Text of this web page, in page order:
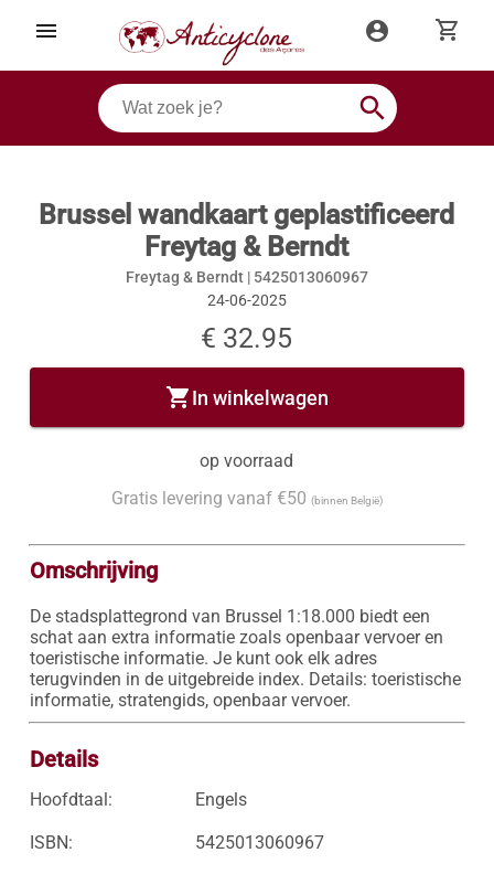
menu account_circle shopping_cart
search
Brussel wandkaart geplastificeerd
Freytag & Berndt
Freytag & Berndt | 5425013060967
24-06-2025
€ 32.95
shopping_cartIn winkelwagen
op voorraad
Gratis levering vanaf €50 (binnen België)
Omschrijving
De stadsplattegrond van Brussel 1:18.000 biedt een
schat aan extra informatie zoals openbaar vervoer en
toeristische informatie. Je kunt ook elk adres
terugvinden in de uitgebreide index. Details: toeristische
informatie, stratengids, openbaar vervoer.
Details
Hoofdtaal: Engels
ISBN: 5425013060967